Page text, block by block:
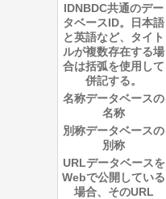
IDNBDC共通のデー
タベースID。日本語
と英語など、タイト
ルが複数存在する場
合は括弧を使用して
併記する。
名称データベースの
名称
別称データベースの
別称
URLデータベースを
Webで公開している
場合、そのURL